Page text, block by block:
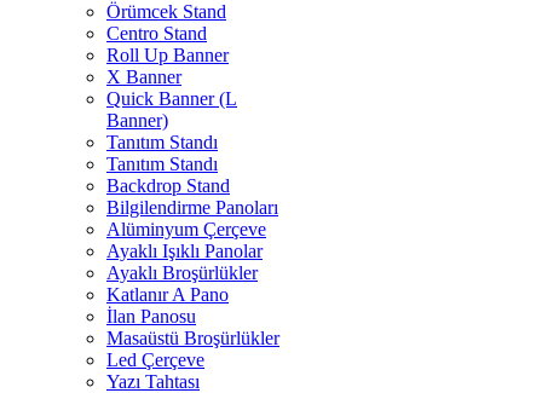
Örümcek Stand
Centro Stand
Roll Up Banner
X Banner
Quick Banner (L
Banner)
Tanıtım Standı
Tanıtım Standı
Backdrop Stand
Bilgilendirme Panoları
Alüminyum Çerçeve
Ayaklı Işıklı Panolar
Ayaklı Broşürlükler
Katlanır A Pano
İlan Panosu
Masaüstü Broşürlükler
Led Çerçeve
Yazı Tahtası